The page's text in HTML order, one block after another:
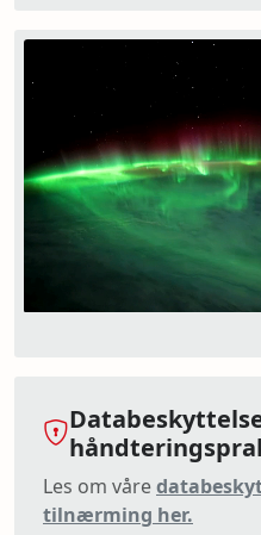
Les om våre
tilnærming her.